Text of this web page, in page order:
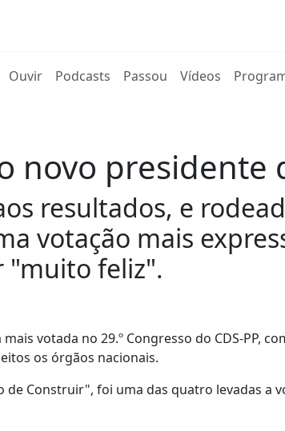
Ouvir(current)
Podcasts Passou Vídeos
novo presidente
resultados, e
votação mais
"muito feliz".
votada no 29.º Congresso do CDS-PP,
os órgãos nacionais.
Construir", foi uma das quatro levadas a